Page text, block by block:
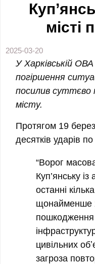
місті
2025-03-20
У Харківській
погіршення
посилив суттєво
місту.
Протягом 19
десятків ударів
“Ворог
Куп’янську із
останні
щонайменше
пошкодження
цивільних
загроза